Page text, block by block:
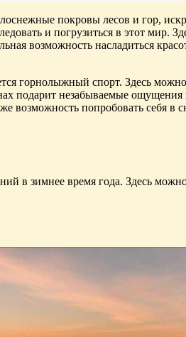
покровы лесов и гор,
и погрузиться в этот мир.
возможность насладиться
горнолыжный спорт. Здесь
незабываемые ощущения
попробовать себя в
в зимнее время года. Здесь